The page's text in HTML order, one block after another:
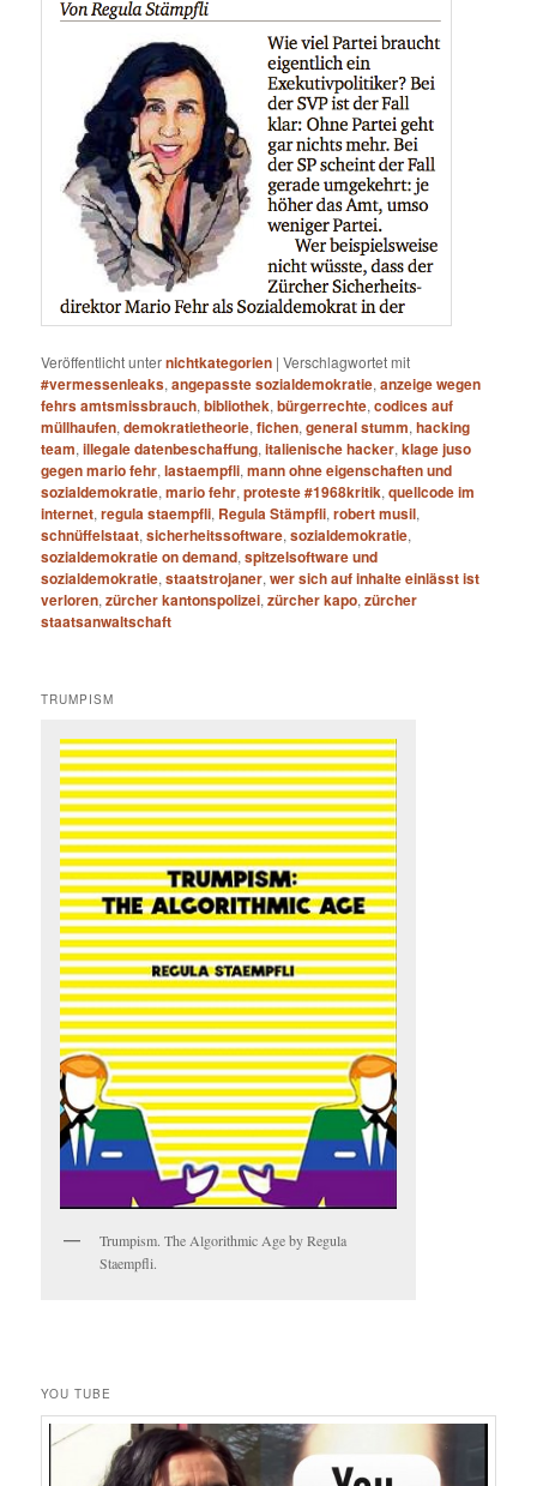
Veröffentlicht unternichtkategorien |Verschlagwortet mit
#vermessenleaks,angepasste sozialdemokratie,anzeige wegen
fehrs amtsmissbrauch,bibliothek,bürgerrechte,codices auf
müllhaufen,demokratietheorie,fichen,general stumm,hacking
team,illegale datenbeschaffung,italienische hacker,klage juso
gegen mario fehr,lastaempfli,mann ohne eigenschaften und
sozialdemokratie,mario fehr,proteste #1968kritik,quellcode im
internet,regula staempfli, Regula Stämpfli,robert musil,
schnüffelstaat,sicherheitssoftware,sozialdemokratie,
sozialdemokratie on demand,spitzelsoftware und
sozialdemokratie,staatstrojaner,wer sich auf inhalte einlässt ist
verloren,zürcher kantonspolizei,zürcher kapo,zürcher
staatsanwaltschaft
TRUMPISM
Trumpism. The Algorithmic Age by Regula
Staempfli.
YOU TUBE